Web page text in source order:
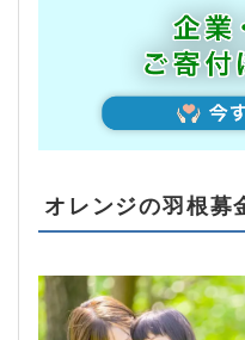
オレンジの羽根募